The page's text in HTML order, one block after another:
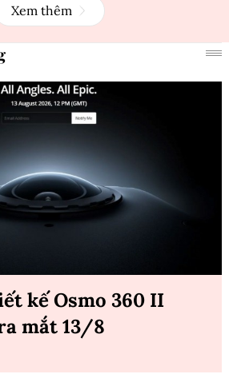
Xem thêm
kế Osmo 360 II
mắt 13/8